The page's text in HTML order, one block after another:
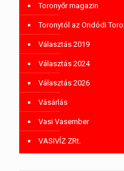
Toronyőr magazin
Toronytól az Ondódi
Választás 2019
Választás 2024
Választás 2026
Vásárlás
Vasi Vasember
VASIVÍZ ZRt.